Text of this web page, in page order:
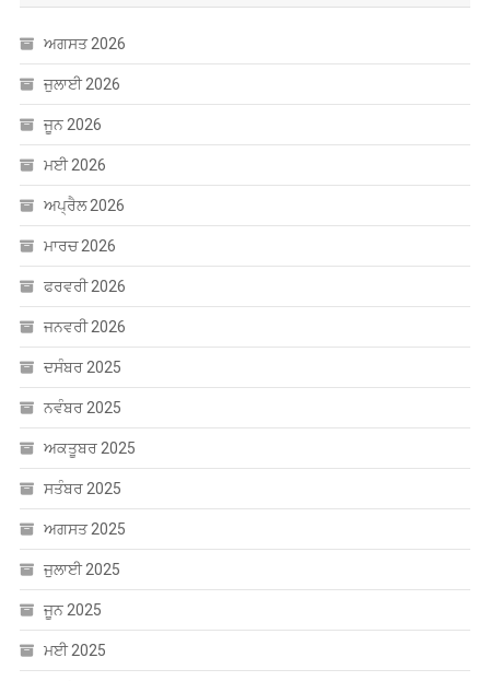
ਅਗਸਤ 2026
ਜੁਲਾਈ 2026
ਜੂਨ 2026
ਮਈ 2026
ਅਪ੍ਰੈਲ 2026
ਮਾਰਚ 2026
ਫਰਵਰੀ 2026
ਜਨਵਰੀ 2026
ਦਸੰਬਰ 2025
ਨਵੰਬਰ 2025
ਅਕਤੂਬਰ 2025
ਸਤੰਬਰ 2025
ਅਗਸਤ 2025
ਜੁਲਾਈ 2025
ਜੂਨ 2025
ਮਈ 2025